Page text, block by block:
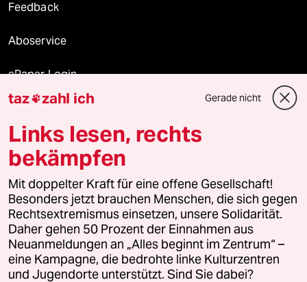
Feedback
Aboservice
ePaper Login
Downloads für Abonnierende
© 2026 taz Verlags und Vertriebs GmbH
Alle Rechte vorbehalten. Bei rechtlichen Fragen oder für Genehmigungen
wenden Sie sich bitte an
lizenzen@taz.de
Feedback Redaktionsstatut Kommune-Richtlinien
Leitlinie Informant Datenschutz Impressum AGB
taz zahl ich Gerade nicht
Links lesen, rechts
bekämpfen
Mit doppelter Kraft für eine offene Gesellschaft!
Besonders jetzt brauchen Menschen, die sich gegen
Rechtsextremismus einsetzen, unsere Solidarität.
Daher gehen 50 Prozent der Einnahmen aus
Neuanmeldungen an „Alles beginnt im Zentrum“ –
eine Kampagne, die bedrohte linke Kulturzentren
und Jugendorte unterstützt. Sind Sie dabei?